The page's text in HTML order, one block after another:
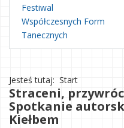
Festiwal
Współczesnych Form
Tanecznych
Jesteś tutaj: Start
Straceni,
Spotkanie
Kiełbem